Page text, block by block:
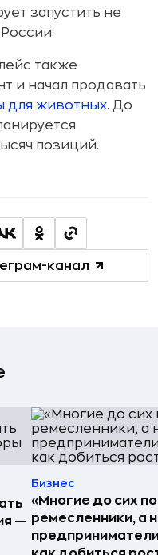
запустить не
также
и начал продавать
для животных. До
позиций.
канал
—
Бизнес
«Многие до сих
ремесленники, а